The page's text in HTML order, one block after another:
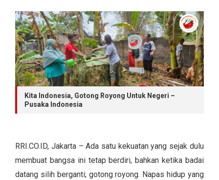
Kita Indonesia, Gotong Royong Untuk Negeri –
Pusaka Indonesia
RRI.CO.ID, Jakarta – Ada satu kekuatan yang sejak dulu
membuat bangsa ini tetap berdiri, bahkan ketika badai
datang silih berganti; gotong royong. Napas hidup yang